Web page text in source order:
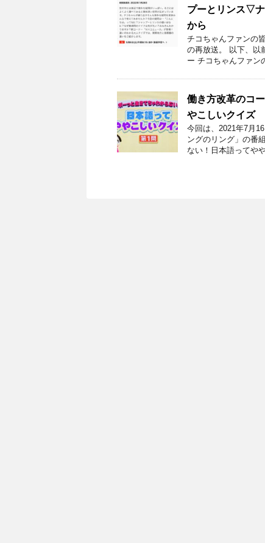
プーとリンス▽
から
チコちゃんファンの
の再放送。 以下、以
ー チコちゃんファ
働き方改革のコ
やこしいクイズ
今回は、2021年7月
ングのリング」の番
ない！日本語ってや